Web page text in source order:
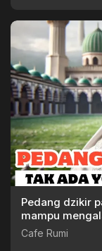
Pedang dzikir
mampu
Kabbani
Cafe Rumi